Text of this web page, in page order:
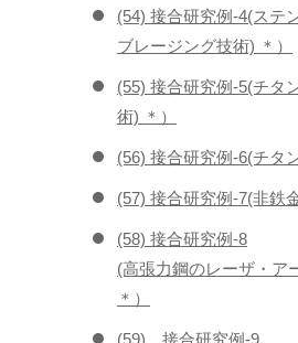
(54) 接合研究例-4(ステ
ブレージング技術) ＊）
(55) 接合研究例-5(チタ
術) ＊）
(56) 接合研究例-6(チタ
(57) 接合研究例-7(非鉄
(58) 接合研究例-8
(高張力鋼のレーザ・ア
＊）
(59) 接合研究例-9